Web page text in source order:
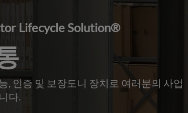
Lifecycle Solution®
, 인증 및 보장도니 장치로 여러분의 사업
다.